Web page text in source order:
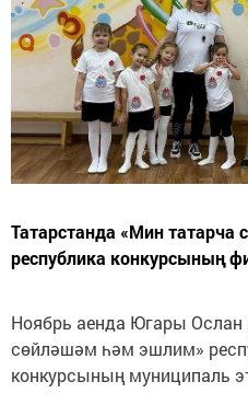
Татарстанда «Мин
республика конкурсының
Ноябрь аенда Югары
сөйләшәм һәм эшлим»
конкурсының муниципаль